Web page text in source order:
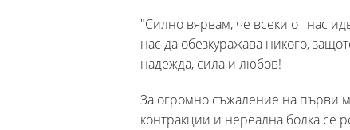
"Силно вярвам, че всеки от нас
нас да обезкуражава никого,
надежда, сила и любов!
За огромно съжаление на първи
контракции и нереална болка се